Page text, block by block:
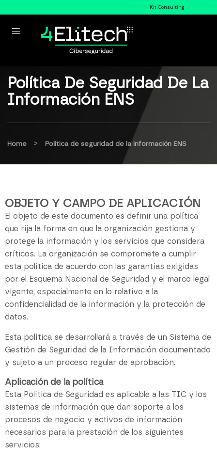
Kit Consulting
Política De Seguridad De La
Información ENS
Home > Política de seguridad de la información ENS
OBJETO Y CAMPO DE APLICACIÓN
El objeto de este documento es definir una política
que rija la forma en que la organización gestiona y
protege la información y los servicios que considera
críticos. La organización se compromete a cumplir
esta política de acuerdo con las garantías exigidas
por el Esquema Nacional de Seguridad y el marco legal
vigente, especialmente en lo relativo a la
confidencialidad de la información y la protección de
datos.
Esta política se desarrollará a través de un Sistema de
Gestión de Seguridad de la Información documentado
y sujeto a un proceso regular de aprobación.
Aplicación de la política
Esta Política de Seguridad es aplicable a las TIC y los
sistemas de información que dan soporte a los
procesos de negocio y activos de información
necesarios para la prestación de los siguientes
servicios: